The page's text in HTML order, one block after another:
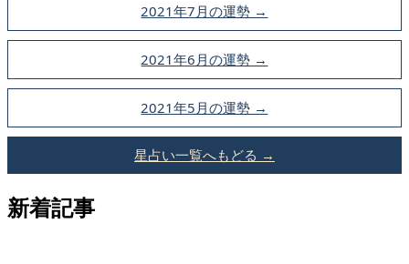
2021年7月の運勢 →
2021年6月の運勢 →
2021年5月の運勢 →
星占い一覧へもどる →
新着記事